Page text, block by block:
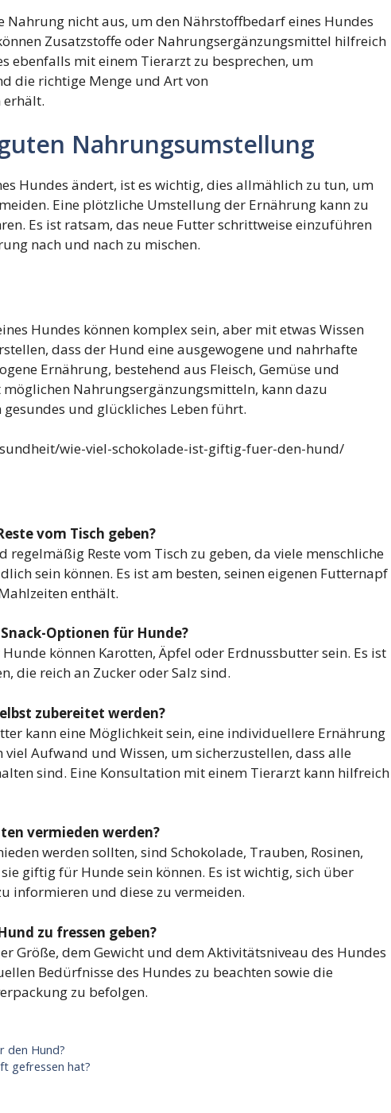
nicht aus, um den Nährstoffbedarf eines Hundes
Zusatzstoffe oder Nahrungsergänzungsmittel hilfreich
ebenfalls mit einem Tierarzt zu besprechen, um
die richtige Menge und Art von
Nahrungsumstellung
Hundes ändert, ist es wichtig, dies allmählich zu tun, um
Eine plötzliche Umstellung der Ernährung kann zu
Es ist ratsam, das neue Futter schrittweise einzuführen
nach und nach zu mischen.
Hundes können komplex sein, aber mit etwas Wissen
dass der Hund eine ausgewogene und nahrhafte
Ernährung, bestehend aus Fleisch, Gemüse und
Nahrungsergänzungsmitteln, kann dazu
und glückliches Leben führt.
wie-viel-schokolade-ist-giftig-fuer-den-hund/
vom Tisch geben?
regelmäßig Reste vom Tisch zu geben, da viele menschliche
sein können. Es ist am besten, seinen eigenen Futternapf
enthält.
Optionen für Hunde?
können Karotten, Äpfel oder Erdnussbutter sein. Es ist
die reich an Zucker oder Salz sind.
zubereitet werden?
kann eine Möglichkeit sein, eine individuellere Ernährung
Aufwand und Wissen, um sicherzustellen, dass alle
sind. Eine Konsultation mit einem Tierarzt kann hilfreich
vermieden werden?
werden sollten, sind Schokolade, Trauben, Rosinen,
giftig für Hunde sein können. Es ist wichtig, sich über
informieren und diese zu vermeiden.
zu fressen geben?
Größe, dem Gewicht und dem Aktivitätsniveau des Hundes
Bedürfnisse des Hundes zu beachten sowie die
zu befolgen.
den Hund?
gefressen hat?